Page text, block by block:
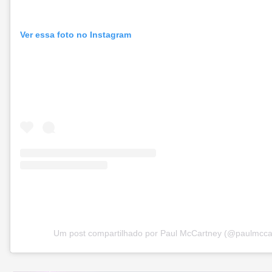
Ver essa foto no Instagram
Um post compartilhado por Paul McCartney